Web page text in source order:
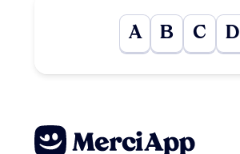
A B C D